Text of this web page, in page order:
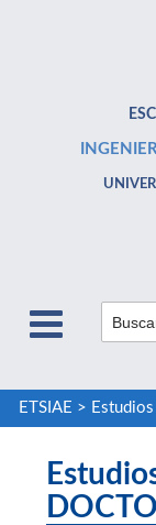
ETSIAE > Estudios